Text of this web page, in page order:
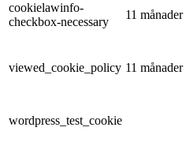
cookielawinfo-
checkbox-necessary
11 månader
viewed_cookie_policy 11 månader
wordpress_test_cookie